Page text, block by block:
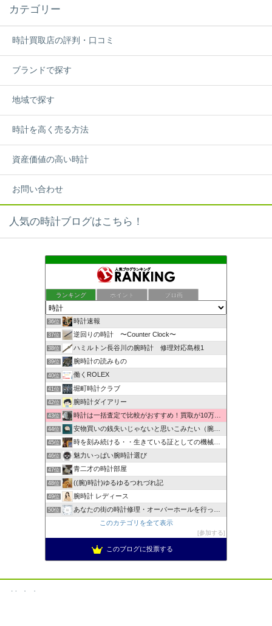
カテゴリー
時計買取店の評判・口コミ
ブランドで探す
地域で探す
時計を高く売る方法
資産価値の高い時計
お問い合わせ
人気の時計ブログはこちら！
ランキング ポイント ブロ画
36位 時計速報
37位 逆回りの時計 〜Counter Clock〜
38位 ハミルトン長谷川の腕時計 修理対応島根1
39位 腕時計の読みもの
40位 働くROLEX
41位 堀町時計クラブ
42位 腕時計ダイアリー
43位 時計は一括査定で比較がおすすめ！買取が10万以上違うことも！
44位 安物買いの銭失いじゃないと思いこみたい（腕時計編）
45位 時を刻み続ける・・生きている証としての機械式時計
46位 魅力いっぱい腕時計選び
47位 青二才の時計部屋
48位 ((腕)時計)ゆるゆるつれづれ記
49位 腕時計 レディース
50位
あなたの街の時計修理・オーバーホールを行ってくれるお店
このカテゴリを全て表示
参加する
このブログに投票する